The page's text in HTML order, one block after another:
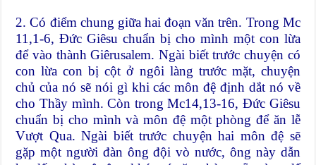
2. Có điểm chung giữa hai đoạn văn trên. Trong Mc
11,1-6, Đức Giêsu chuẩn bị cho mình một con lừa
để vào thành Giêrusalem. Ngài biết trước chuyện có
con lừa con bị cột ở ngôi làng trước mặt, chuyện
chủ của nó sẽ nói gì khi các môn đệ định dắt nó về
cho Thầy mình. Còn trong Mc14,13-16, Đức Giêsu
chuẩn bị cho mình và môn đệ một phòng để ăn lễ
Vượt Qua. Ngài biết trước chuyện hai môn đệ sẽ
gặp một người đàn ông đội vò nước, ông này dẫn